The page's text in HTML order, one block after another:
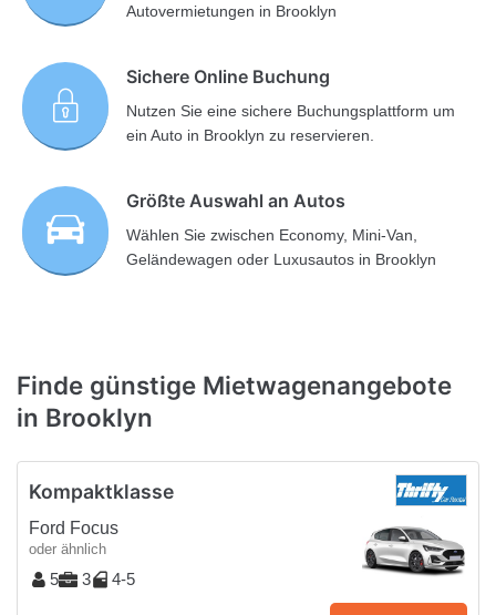
Autovermietungen in Brooklyn
Sichere Online Buchung
Nutzen Sie eine sichere Buchungsplattform um
ein Auto in Brooklyn zu reservieren.
Größte Auswahl an Autos
Wählen Sie zwischen Economy, Mini-Van,
Geländewagen oder Luxusautos in Brooklyn
Finde günstige Mietwagenangebote
in Brooklyn
Kompaktklasse
Ford Focus
oder ähnlich
5 3 4-5